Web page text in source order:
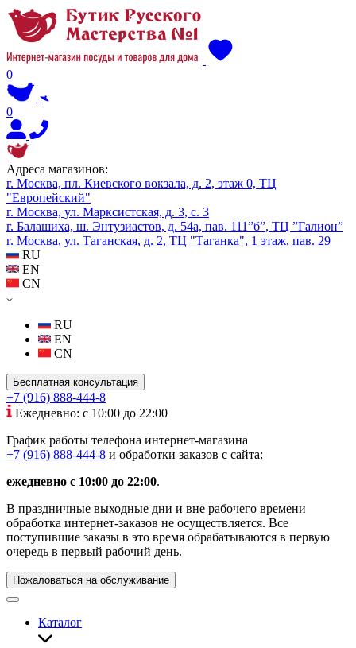
0
0
Адреса магазинов:
г. Москва, пл. Киевского вокзала, д. 2, этаж 0, ТЦ
"Европейский"
г. Москва, ул. Марксистская, д. 3, с. 3
г. Балашиха, ш. Энтузиастов, д. 54а, пав. 111”б”, ТЦ ”Галион”
г. Москва, ул. Таганская, д. 2, ТЦ "Таганка", 1 этаж, пав. 29
RU
EN
CN
RU
EN
CN
Бесплатная консультация
+7 (916) 888-444-8
Ежедневно: с 10:00 до 22:00
График работы телефона интернет-магазина
+7 (916) 888-444-8 и обработки заказов с сайта:
ежедневно с 10:00 до 22:00.
В праздничные выходные дни и вне рабочего времени
обработка интернет-заказов не осуществляется. Все
поступившие заказы в это время обрабатываются в первую
очередь в первый рабочий день.
Пожаловаться на обслуживание
Каталог